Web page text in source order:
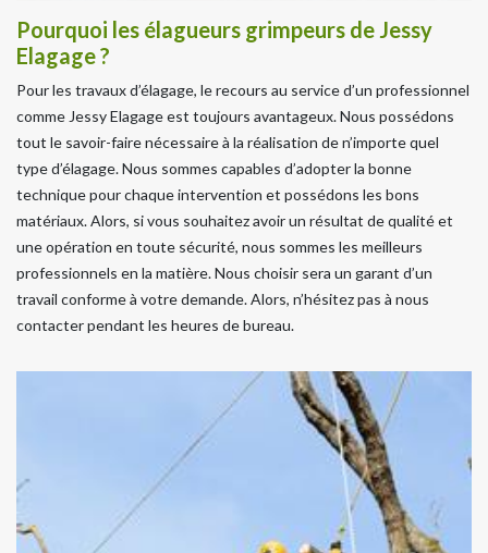
Pourquoi les élagueurs grimpeurs de Jessy
Elagage ?
Pour les travaux d’élagage, le recours au service d’un professionnel
comme Jessy Elagage est toujours avantageux. Nous possédons
tout le savoir-faire nécessaire à la réalisation de n’importe quel
type d’élagage. Nous sommes capables d’adopter la bonne
technique pour chaque intervention et possédons les bons
matériaux. Alors, si vous souhaitez avoir un résultat de qualité et
une opération en toute sécurité, nous sommes les meilleurs
professionnels en la matière. Nous choisir sera un garant d’un
travail conforme à votre demande. Alors, n’hésitez pas à nous
contacter pendant les heures de bureau.